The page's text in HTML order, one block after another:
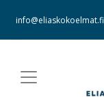
info@eliaskokoelmat.fi